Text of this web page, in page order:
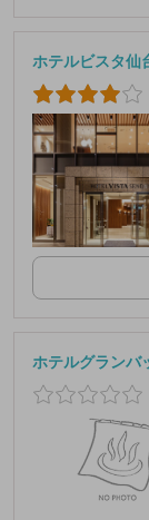
ホテルビスタ仙
ホテルグランバ